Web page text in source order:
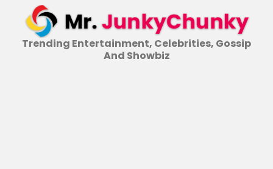
contentTrending Entertainment, Celebrities, Gossip
And Showbiz